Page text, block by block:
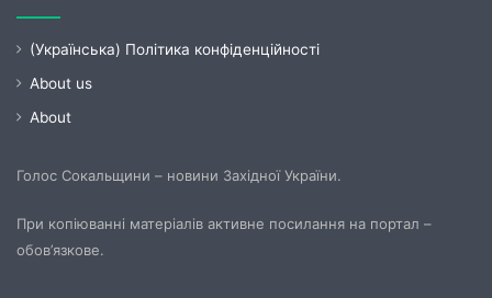
(Українська) Політика конфіденційності
About us
About
Голос Сокальщини – новини Західної України.
При копіюванні матеріалів активне посилання на портал –
обов’язкове.